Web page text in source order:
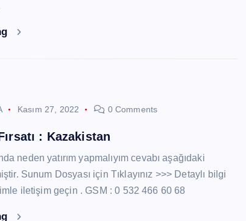
Kasım 27, 2022 0 Comments
: Kazakistan
neden yatırım yapmalıyım cevabı aşağıdaki
Sunum Dosyası için Tıklayınız >>> Detaylı bilgi
iletişim geçin . GSM : 0 532 466 60 68